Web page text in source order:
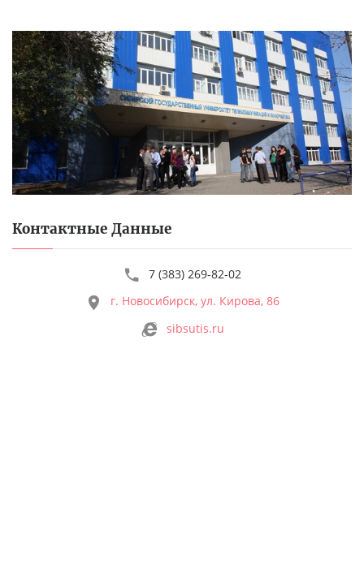
Контактные Данные
7 (383) 269-82-02
г. Новосибирск, ул. Кирова, 86
sibsutis.ru